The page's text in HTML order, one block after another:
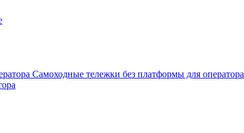
Самоходные тележки без платформы для оператора